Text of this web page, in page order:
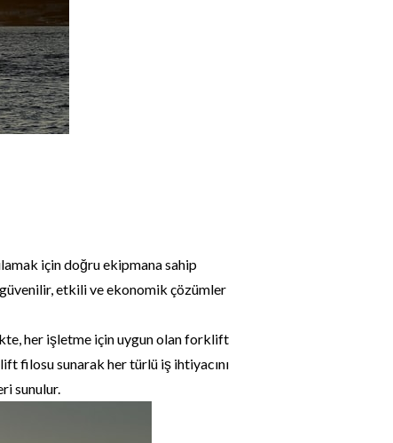
için doğru ekipmana sahip
etkili ve ekonomik çözümler
her işletme için uygun olan forklift
filosu sunarak her türlü iş ihtiyacını
sunulur.